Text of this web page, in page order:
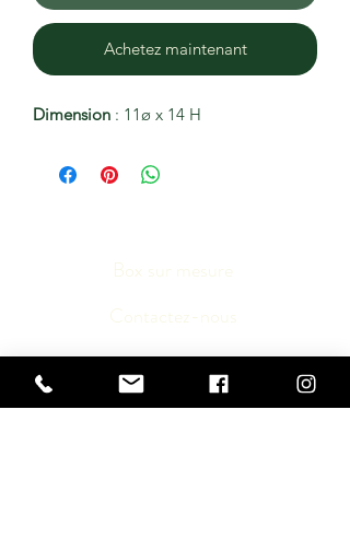
Achetez maintenant
Dimension : 11ø x 14 H
Box sur mesure
Contactez-nous